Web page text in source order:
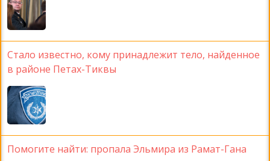
Стало известно, кому принадлежит тело, найденное
в районе Петах-Тиквы
Помогите найти: пропала Эльмира из Рамат-Гана